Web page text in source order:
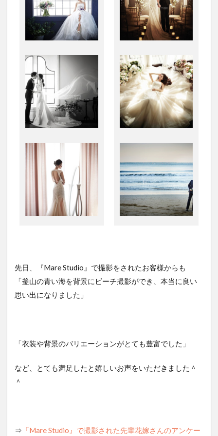
先日、『Mare Studio』で撮影をされたお客様からも
「釜山の青い海を背景にビーチ撮影ができ、本当に良い
思い出になりました」
「衣装や背景のバリエーションがとても豊富でした」
など、とても満足したと嬉しいお声をいただきました＾
＾
⇒ 『Mare Studio』で撮影された先輩花嫁さんのアンケー